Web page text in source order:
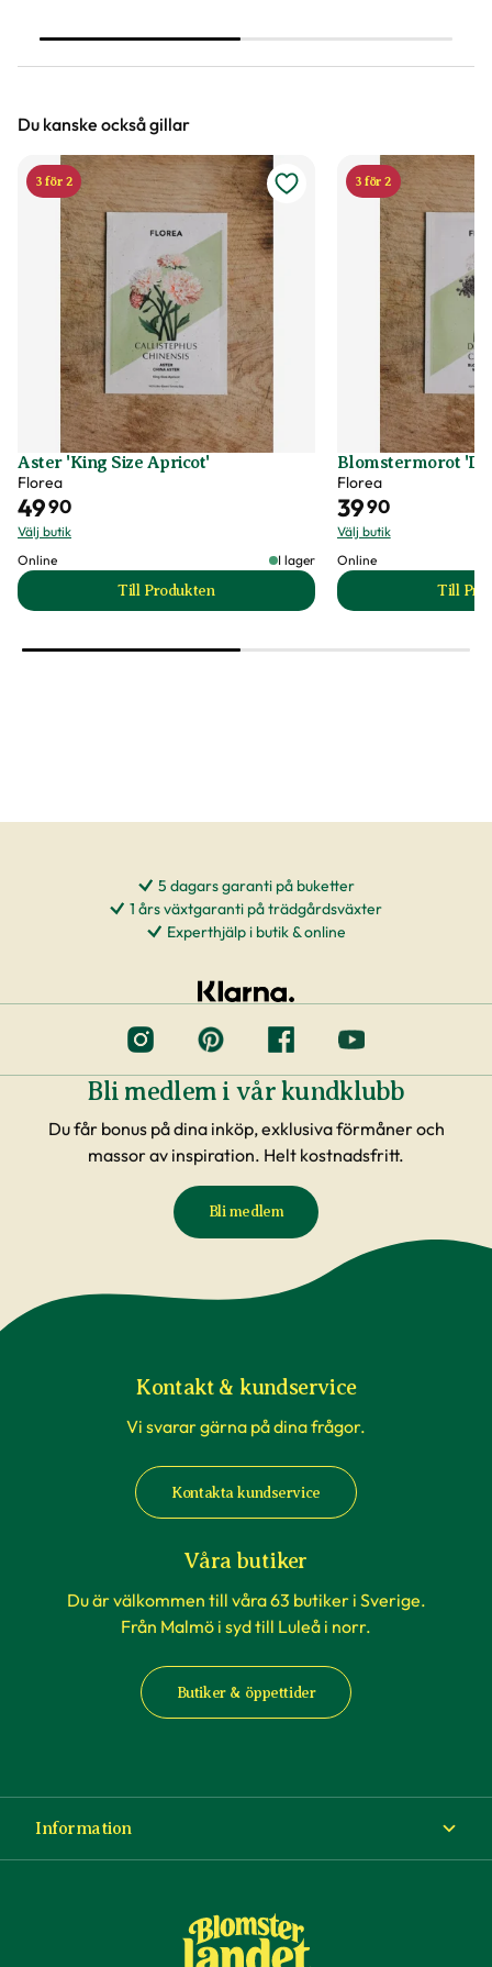
här är experttipsen!
Trädgårdsprofilen
Du kanske också gillar
3 för 2
Aster 'King Size Apricot'
Florea
4990
Välj butik
Online
I lager
Till Produkten
till Aster 'King Size Apricot' produktsida
3 för 2
Blomstermorot
Florea
3990
Välj butik
Online
Till
5 dagars garanti på buketter
1 års växtgaranti på trädgårdsväxter
Experthjälp i butik & online
Bli medlem i vår kundklubb
Du får bonus på dina inköp, exklusiva förmåner och
massor av inspiration. Helt kostnadsfritt.
Bli medlem
Kontakt & kundservice
Vi svarar gärna på dina frågor.
Kontakta kundservice
Våra butiker
Du är välkommen till våra 63 butiker i Sverige.
Från Malmö i syd till Luleå i norr.
Butiker & öppettider
Information
Köp- och leveransvillkor